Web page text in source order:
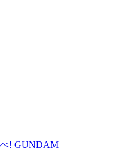
! GUNDAM